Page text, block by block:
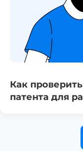
Как
патента для